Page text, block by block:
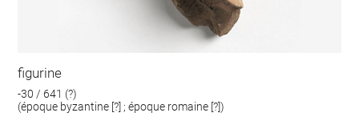
figurine
-30 / 641 (?)
(époque byzantine [?] ; époque romaine [?])